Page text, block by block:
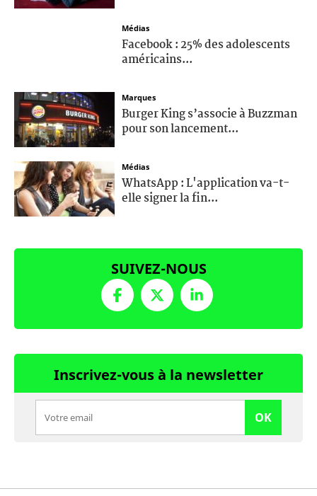
Médias
Facebook : 25% des adolescents
américains...
Marques
Burger King s’associe à Buzzman
pour son lancement...
Médias
WhatsApp : L'application va-t-
elle signer la fin...
SUIVEZ-NOUS
Inscrivez-vous à la newsletter
OK